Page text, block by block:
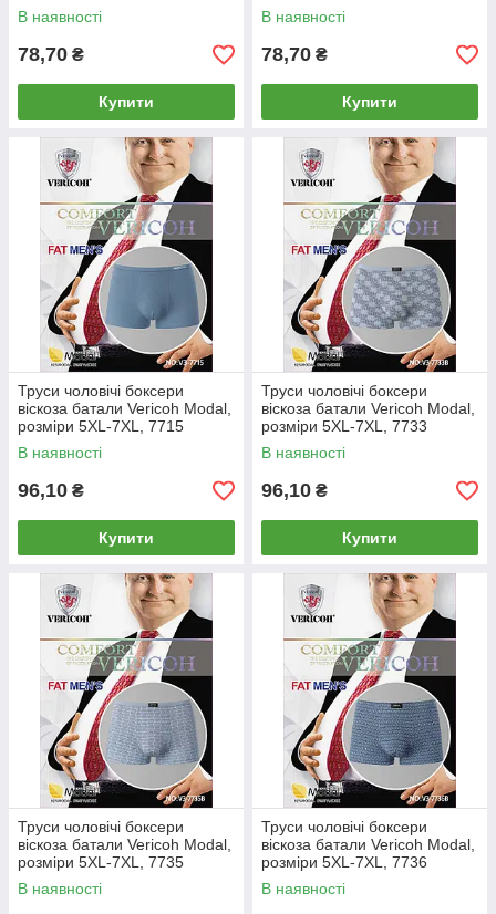
В наявності
78,70 ₴
Купити
В наявності
78,70 ₴
Купити
Труси чоловічі боксери
віскоза батали Vericoh Modal,
розміри 5XL-7XL, 7715
В наявності
96,10 ₴
Купити
Труси чоловічі боксери
віскоза батали Vericoh Modal,
розміри 5XL-7XL, 7733
В наявності
96,10 ₴
Купити
Труси чоловічі боксери
віскоза батали Vericoh Modal,
розміри 5XL-7XL, 7735
В наявності
Труси чоловічі боксери
віскоза батали Vericoh Modal,
розміри 5XL-7XL, 7736
В наявності